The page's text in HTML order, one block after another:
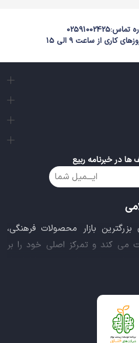
تماس:02591002425
کاری از ساعت 9 الی 15
در خبرنامه ربیع
بازار محصولات فرهنگی،
می کند و تمرکز اصلی خود را بر
است. این بازار مجموعه کاملی از
فرهنگی، مذهبی و هنری برآورده
در بستر اینترنت باعث شد تا